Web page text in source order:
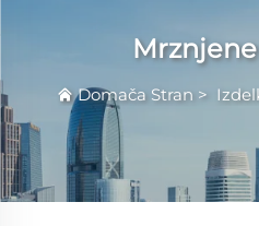
Domača Stran >